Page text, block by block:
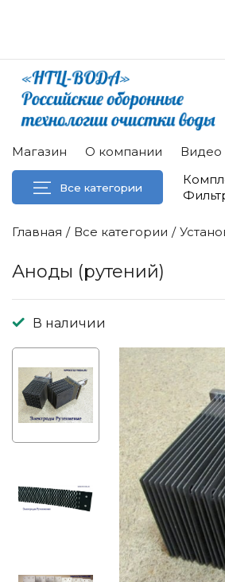
Магазин О компании Видео
Все категории
Главная Все категории
Аноды (рутений)
В наличии